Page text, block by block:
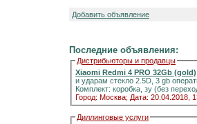
Добавить объявление
Последние объявления:
Дистрибьюторы и продавцы
Xiaomi Redmi 4 PRO 32Gb (gold)
и ударам стекло 2.5D, 3 gb
Комплект: коробка, зу (без
Город: Москва; Дата: 20.04.2018,
Диллинговые услуги